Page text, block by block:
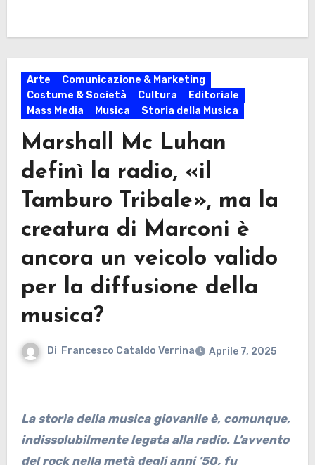
Arte
Comunicazione & Marketing
Costume & Società
Cultura
Editoriale
Mass Media
Musica Storia della Musica
Marshall Mc Luhan
definì la radio, «il
Tamburo Tribale», ma la
creatura di Marconi è
ancora un veicolo valido
per la diffusione della
musica?
Di Francesco Cataldo Verrina Aprile 7, 2025
La storia della musica giovanile è, comunque,
indissolubilmente legata alla radio. L’avvento
del rock nella metà degli anni ’50, fu